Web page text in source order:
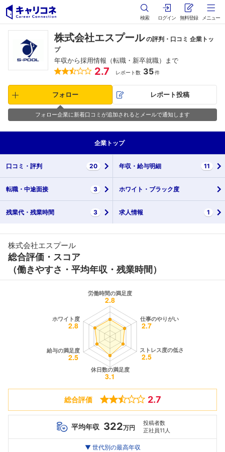
検索 ログイン 無料登録 メニュー
株式会社エスプール の評判・口コミ 企業トッ
プ
年収から採用情報（転職・新卒就職）まで
2.7 レポート数 35件
フォロー レポート投稿
フォロー企業に新着口コミが追加されるとメールで通知します
企業 トップ
口コミ・ 評判 20 年収・ 給与明細 11
転職・ 中途面接 3 ホワイト・ ブラック度
残業代・ 残業時間 3 求人情報 1
株式会社エスプール
総合評価・スコア
（働きやすさ・平均年収・残業時間）
総合評価 2.7
平均年収 322万円
投稿者数
正社員11人
20代
30代
▼ 世代別の最高年収